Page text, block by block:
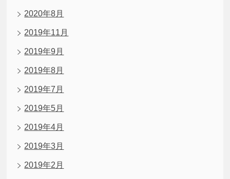
2020年8月
2019年11月
2019年9月
2019年8月
2019年7月
2019年5月
2019年4月
2019年3月
2019年2月